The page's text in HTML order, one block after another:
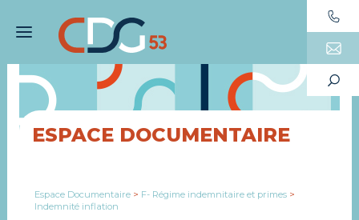
ESPACE DOCUMENTAIRE
Espace Documentaire > F- Régime indemnitaire et primes >
Indemnité inflation